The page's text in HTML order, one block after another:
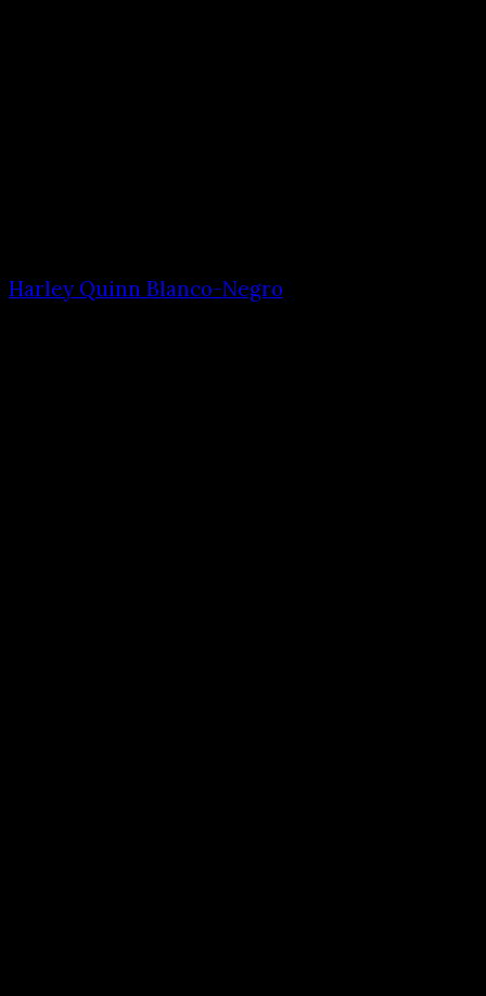
Harley Quinn Blanco-Negro